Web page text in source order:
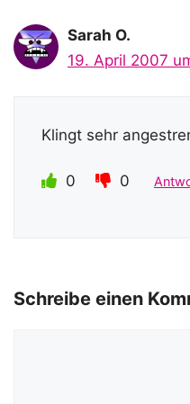
Sarah O.
19. April 2007
Klingt sehr
0 0
Schreibe einen